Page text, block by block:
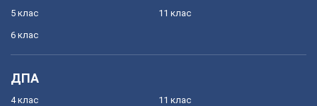
5 клас
6 клас
11 клас
ДПА
4 клас 11 клас